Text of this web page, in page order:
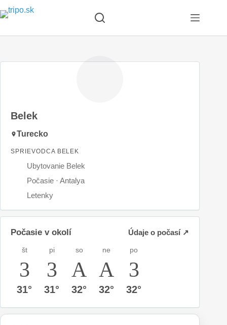
Skip
to
Belek
Turecko
SPRIEVODCA BELEK
Ubytovanie Belek
Počasie · Antalya
Letenky
Počasie v okolí Údaje o počasí ↗
št
31°
pi
31°
so
32°
ne
32°
po
32°